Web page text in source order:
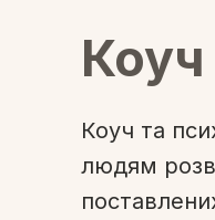
Коуч
Коуч та
людям